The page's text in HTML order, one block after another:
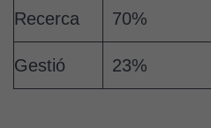
Recerca 70%
Gestió 23%